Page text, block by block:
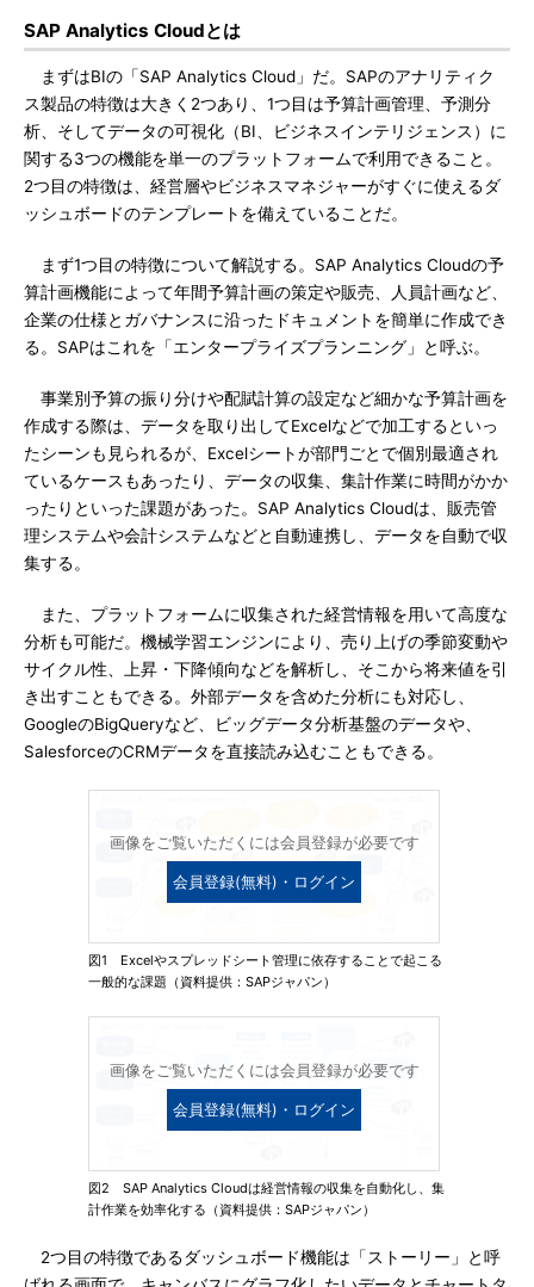
SAP Analytics Cloudとは
まずはBIの「SAP Analytics Cloud」だ。SAPのアナリティク
ス製品の特徴は大きく2つあり、1つ目は予算計画管理、予測分
析、そしてデータの可視化（BI、ビジネスインテリジェンス）に
関する3つの機能を単一のプラットフォームで利用できること。
2つ目の特徴は、経営層やビジネスマネジャーがすぐに使えるダ
ッシュボードのテンプレートを備えていることだ。
まず1つ目の特徴について解説する。SAP Analytics Cloudの予
算計画機能によって年間予算計画の策定や販売、人員計画など、
企業の仕様とガバナンスに沿ったドキュメントを簡単に作成でき
る。SAPはこれを「エンタープライズプランニング」と呼ぶ。
事業別予算の振り分けや配賦計算の設定など細かな予算計画を
作成する際は、データを取り出してExcelなどで加工するといっ
たシーンも見られるが、Excelシートが部門ごとで個別最適され
ているケースもあったり、データの収集、集計作業に時間がかか
ったりといった課題があった。SAP Analytics Cloudは、販売管
理システムや会計システムなどと自動連携し、データを自動で収
集する。
また、プラットフォームに収集された経営情報を用いて高度な
分析も可能だ。機械学習エンジンにより、売り上げの季節変動や
サイクル性、上昇・下降傾向などを解析し、そこから将来値を引
き出すこともできる。外部データを含めた分析にも対応し、
GoogleのBigQueryなど、ビッグデータ分析基盤のデータや、
SalesforceのCRMデータを直接読み込むこともできる。
画像をご覧いただくには会員登録が必要です
会員登録(無料)・ログイン
図1 Excelやスプレッドシート管理に依存することで起こる
一般的な課題（資料提供：SAPジャパン）
画像をご覧いただくには会員登録が必要です
会員登録(無料)・ログイン
図2 SAP Analytics Cloudは経営情報の収集を自動化し、集
計作業を効率化する（資料提供：SAPジャパン）
2つ目の特徴であるダッシュボード機能は「ストーリー」と呼